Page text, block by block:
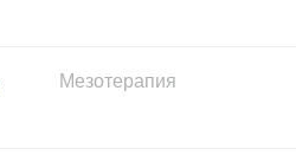
Мезотерапия